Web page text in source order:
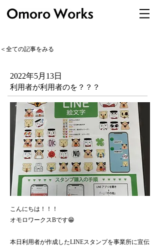
＜全ての記事をみる
2022年5月13日
利用者が利用者のを？？？
こんにちは！！！
オモロワークスBです😁
本日利用者が作成したLINEスタンプを事業所に宣伝